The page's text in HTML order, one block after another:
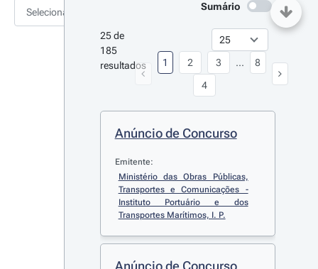
Selecionar Sumário
25 de
185
resultados
1 2
3
4
... 8
Anúncio de Concurso
Emitente:
Ministério das Obras Públicas,
Transportes e Comunicações -
Instituto Portuário e dos
Transportes Marítimos, I. P.
Anúncio de Concurso